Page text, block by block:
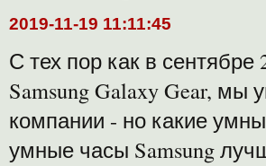
2019-11-19 11:11:45
С тех пор как в
Samsung Galaxy Gear, мы
компании - но какие
умные часы Samsung